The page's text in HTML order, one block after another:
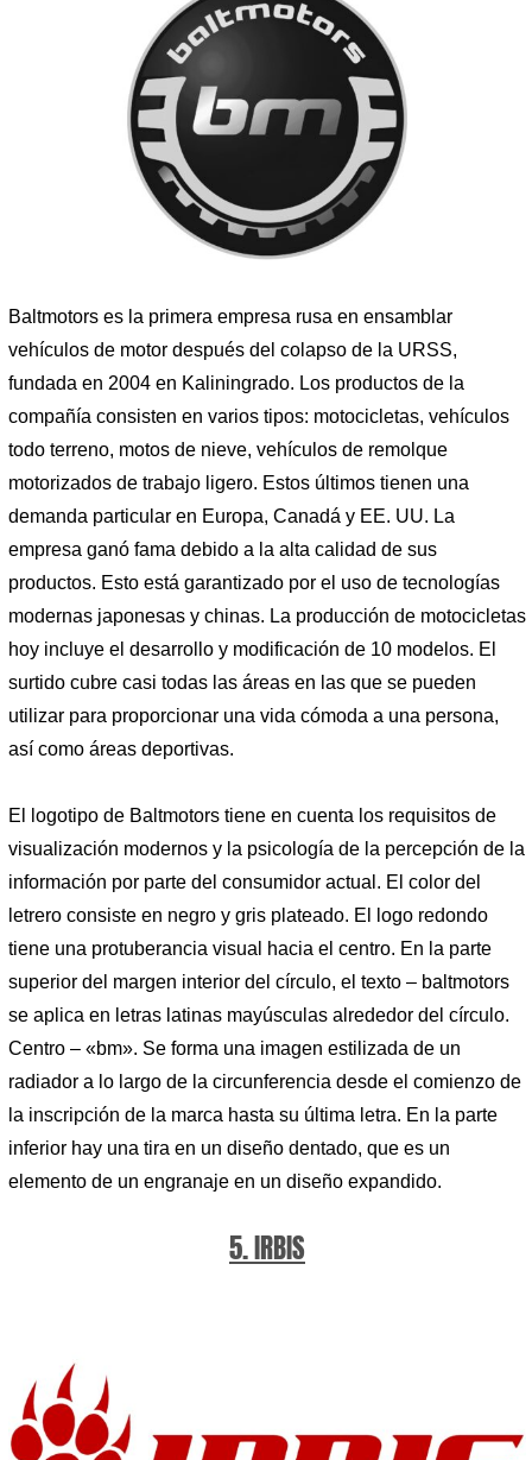
Baltmotors es la primera empresa rusa en ensamblar
vehículos de motor después del colapso de la URSS,
fundada en 2004 en Kaliningrado. Los productos de la
compañía consisten en varios tipos: motocicletas, vehículos
todo terreno, motos de nieve, vehículos de remolque
motorizados de trabajo ligero. Estos últimos tienen una
demanda particular en Europa, Canadá y EE. UU. La
empresa ganó fama debido a la alta calidad de sus
productos. Esto está garantizado por el uso de tecnologías
modernas japonesas y chinas. La producción de motocicletas
hoy incluye el desarrollo y modificación de 10 modelos. El
surtido cubre casi todas las áreas en las que se pueden
utilizar para proporcionar una vida cómoda a una persona,
así como áreas deportivas.
El logotipo de Baltmotors tiene en cuenta los requisitos de
visualización modernos y la psicología de la percepción de la
información por parte del consumidor actual. El color del
letrero consiste en negro y gris plateado. El logo redondo
tiene una protuberancia visual hacia el centro. En la parte
superior del margen interior del círculo, el texto – baltmotors
se aplica en letras latinas mayúsculas alrededor del círculo.
Centro – «bm». Se forma una imagen estilizada de un
radiador a lo largo de la circunferencia desde el comienzo de
la inscripción de la marca hasta su última letra. En la parte
inferior hay una tira en un diseño dentado, que es un
elemento de un engranaje en un diseño expandido.
5. IRBIS